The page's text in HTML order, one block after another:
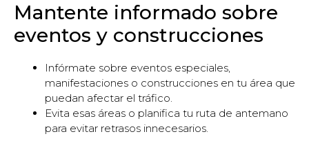
Mantente informado sobre
eventos y construcciones
Infórmate sobre eventos especiales,
manifestaciones o construcciones en tu área que
puedan afectar el tráfico.
Evita esas áreas o planifica tu ruta de antemano
para evitar retrasos innecesarios.